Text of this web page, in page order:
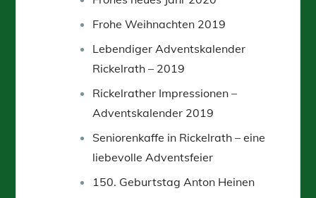
Frohe Weihnachten 2019
Lebendiger Adventskalender
Rickelrath – 2019
Rickelrather Impressionen –
Adventskalender 2019
Seniorenkaffe in Rickelrath – eine
liebevolle Adventsfeier
150. Geburtstag Anton Heinen